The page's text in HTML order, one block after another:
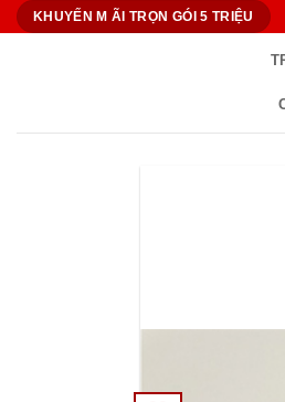
Bỏ
KHUYẾN M ÃI TRỌN GÓI 5 TRIỆU